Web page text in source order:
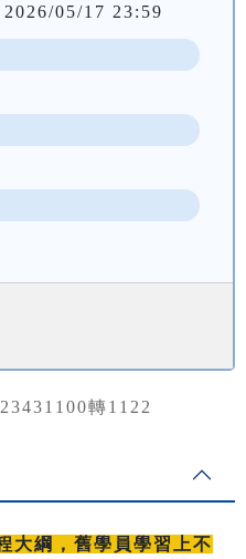
05/17 23:59
轉1122
大綱，舊學員學習上不